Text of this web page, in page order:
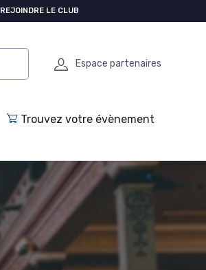
REJOINDRE LE CLUB
Espace partenaires
Trouvez votre évènement